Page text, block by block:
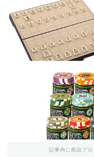
記事内に商品プ